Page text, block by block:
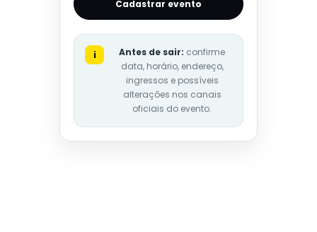
Cadastrar evento
i Antes de sair: confirme
data, horário, endereço,
ingressos e possíveis
alterações nos canais
oficiais do evento.